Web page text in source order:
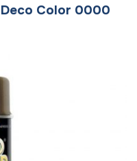
Color 0000